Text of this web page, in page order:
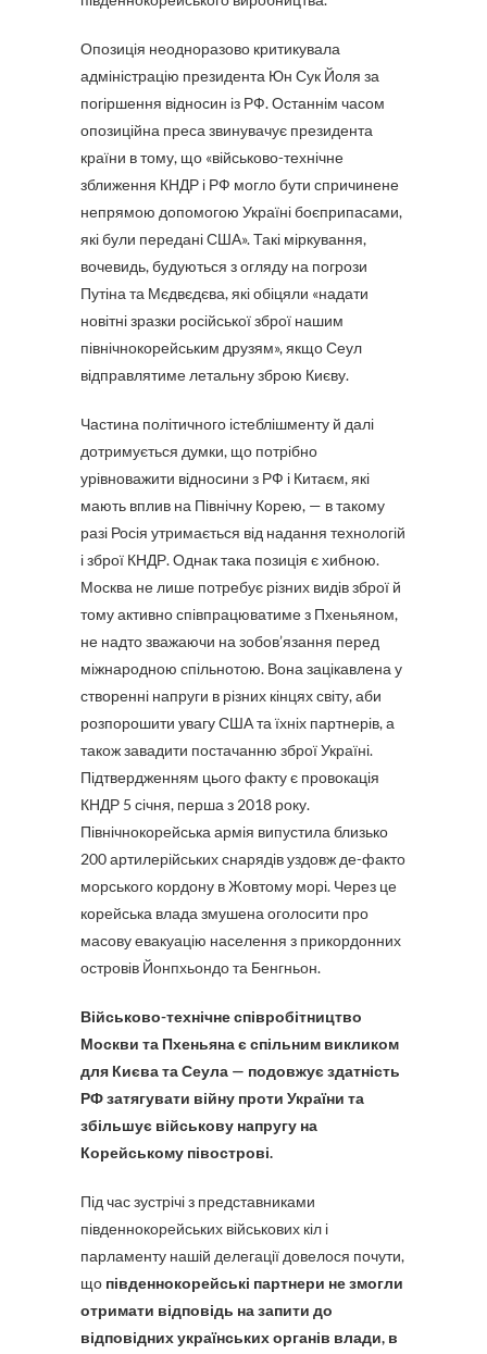
Опозиція неодноразово критикувала
адміністрацію президента Юн Сук Йоля за
погіршення відносин із РФ. Останнім часом
опозиційна преса звинувачує президента
країни в тому, що «військово-технічне
зближення КНДР і РФ могло бути спричинене
непрямою допомогою Україні боєприпасами,
які були передані США». Такі міркування,
вочевидь, будуються з огляду на погрози
Путіна та Мєдвєдєва, які обіцяли «надати
новітні зразки російської зброї нашим
північнокорейським друзям», якщо Сеул
відправлятиме летальну зброю Києву.
Частина політичного істеблішменту й далі
дотримується думки, що потрібно
урівноважити відносини з РФ і Китаєм, які
мають вплив на Північну Корею, — в такому
разі Росія утримається від надання технологій
і зброї КНДР. Однак така позиція є хибною.
Москва не лише потребує різних видів зброї й
тому активно співпрацюватиме з Пхеньяном,
не надто зважаючи на зобов’язання перед
міжнародною спільнотою. Вона зацікавлена у
створенні напруги в різних кінцях світу, аби
розпорошити увагу США та їхніх партнерів, а
також завадити постачанню зброї Україні.
Підтвердженням цього факту є провокація
КНДР 5 січня, перша з 2018 року.
Північнокорейська армія випустила близько
200 артилерійських снарядів уздовж де-факто
морського кордону в Жовтому морі. Через це
корейська влада змушена оголосити про
масову евакуацію населення з прикордонних
островів Йонпхьондо та Бенгньон.
Військово-технічне співробітництво
Москви та Пхеньяна є спільним викликом
для Києва та Сеула — подовжує здатність
РФ затягувати війну проти України та
збільшує військову напругу на
Корейському півострові.
Під час зустрічі з представниками
південнокорейських військових кіл і
парламенту нашій делегації довелося почути,
що південнокорейські партнери не змогли
отримати відповідь на запити до
відповідних українських органів влади, в